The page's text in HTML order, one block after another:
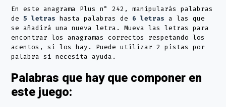
En este anagrama Plus n° 242, manipularás palabras
de5 letras hasta palabras de 6 letras a las que
se añadirá una nueva letra. Mueva las letras para
encontrar los anagramas correctos respetando los
acentos, si los hay. Puede utilizar 2 pistas por
palabra si necesita ayuda.
Palabras que hay que componer en
este juego: